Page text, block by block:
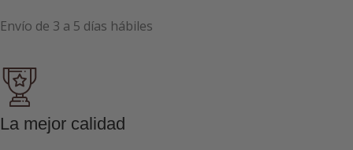
Envío de 3 a 5 días hábiles
La mejor calidad